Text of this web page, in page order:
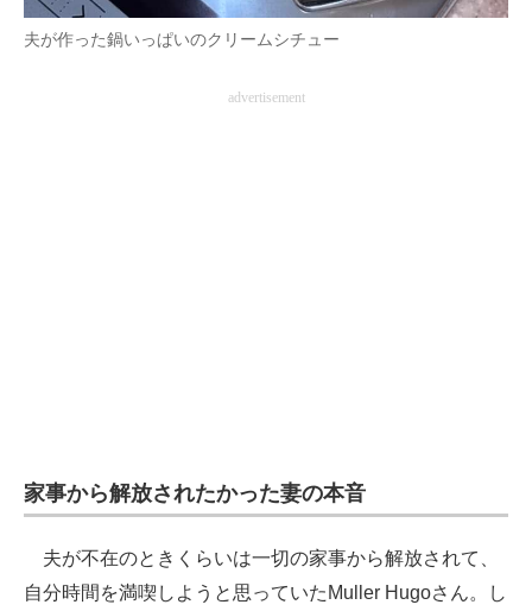
夫が作った鍋いっぱいのクリームシチュー
advertisement
家事から解放されたかった妻の本音
夫が不在のときくらいは一切の家事から解放されて、
自分時間を満喫しようと思っていたMuller Hugoさん。し